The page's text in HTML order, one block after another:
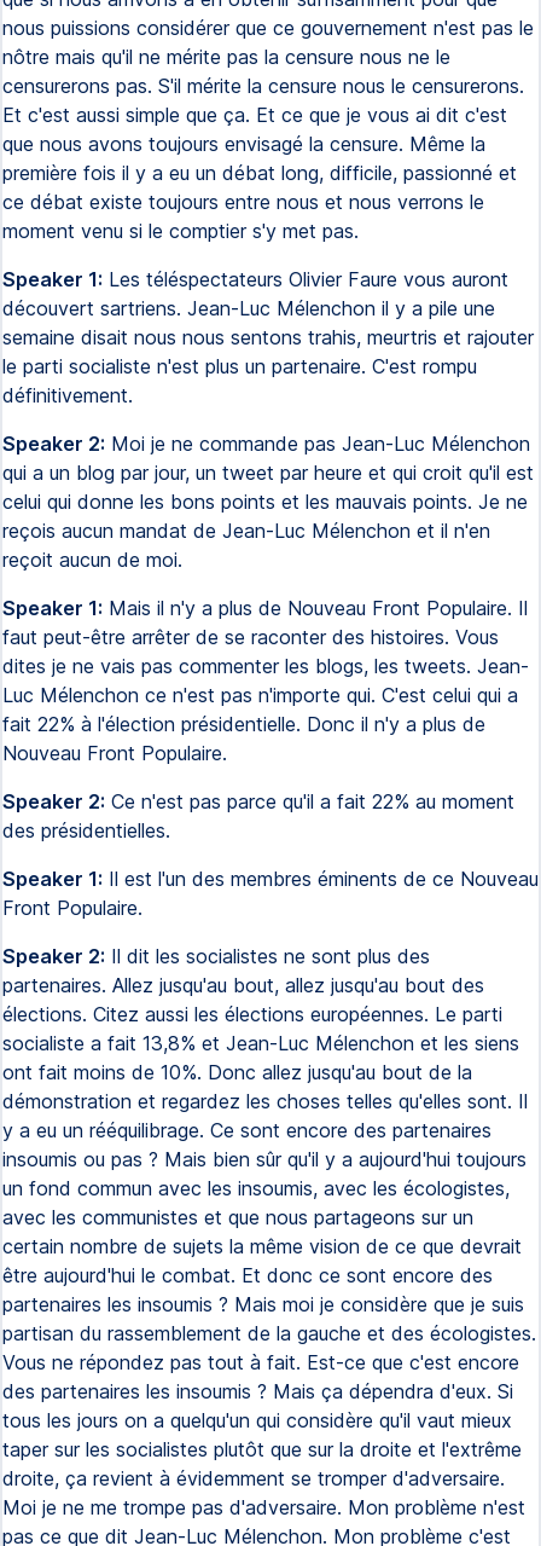
nous puissions considérer que ce gouvernement n'est pas le
nôtre mais qu'il ne mérite pas la censure nous ne le
censurerons pas. S'il mérite la censure nous le censurerons.
Et c'est aussi simple que ça. Et ce que je vous ai dit c'est
que nous avons toujours envisagé la censure. Même la
première fois il y a eu un débat long, difficile, passionné et
ce débat existe toujours entre nous et nous verrons le
moment venu si le comptier s'y met pas.
Speaker 1: Les téléspectateurs Olivier Faure vous auront
découvert sartriens. Jean-Luc Mélenchon il y a pile une
semaine disait nous nous sentons trahis, meurtris et rajouter
le parti socialiste n'est plus un partenaire. C'est rompu
définitivement.
Speaker 2: Moi je ne commande pas Jean-Luc Mélenchon
qui a un blog par jour, un tweet par heure et qui croit qu'il est
celui qui donne les bons points et les mauvais points. Je ne
reçois aucun mandat de Jean-Luc Mélenchon et il n'en
reçoit aucun de moi.
Speaker 1: Mais il n'y a plus de Nouveau Front Populaire. Il
faut peut-être arrêter de se raconter des histoires. Vous
dites je ne vais pas commenter les blogs, les tweets. Jean-
Luc Mélenchon ce n'est pas n'importe qui. C'est celui qui a
fait 22% à l'élection présidentielle. Donc il n'y a plus de
Nouveau Front Populaire.
Speaker 2: Ce n'est pas parce qu'il a fait 22% au moment
des présidentielles.
Speaker 1: Il est l'un des membres éminents de ce Nouveau
Front Populaire.
Speaker 2: Il dit les socialistes ne sont plus des
partenaires. Allez jusqu'au bout, allez jusqu'au bout des
élections. Citez aussi les élections européennes. Le parti
socialiste a fait 13,8% et Jean-Luc Mélenchon et les siens
ont fait moins de 10%. Donc allez jusqu'au bout de la
démonstration et regardez les choses telles qu'elles sont. Il
y a eu un rééquilibrage. Ce sont encore des partenaires
insoumis ou pas ? Mais bien sûr qu'il y a aujourd'hui toujours
un fond commun avec les insoumis, avec les écologistes,
avec les communistes et que nous partageons sur un
certain nombre de sujets la même vision de ce que devrait
être aujourd'hui le combat. Et donc ce sont encore des
partenaires les insoumis ? Mais moi je considère que je suis
partisan du rassemblement de la gauche et des écologistes.
Vous ne répondez pas tout à fait. Est-ce que c'est encore
des partenaires les insoumis ? Mais ça dépendra d'eux. Si
tous les jours on a quelqu'un qui considère qu'il vaut mieux
taper sur les socialistes plutôt que sur la droite et l'extrême
droite, ça revient à évidemment se tromper d'adversaire.
Moi je ne me trompe pas d'adversaire. Mon problème n'est
pas ce que dit Jean-Luc Mélenchon. Mon problème c'est